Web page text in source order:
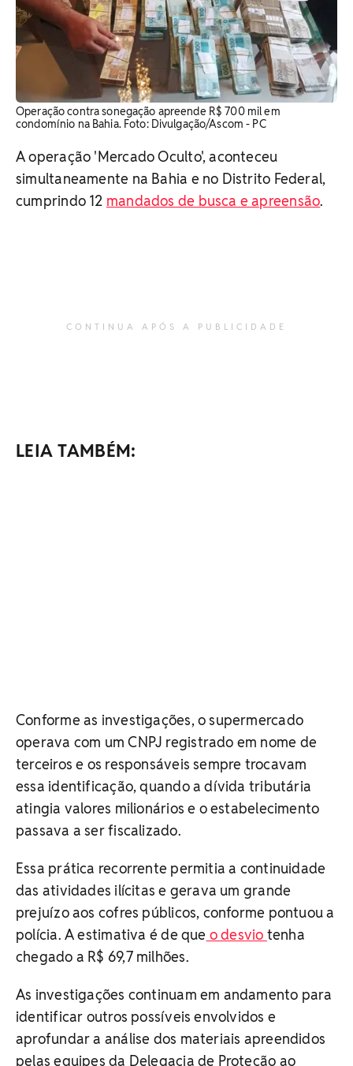
Operação contra sonegação apreende R$ 700 mil em
condomínio na Bahia. Foto: Divulgação/Ascom - PC
A operação 'Mercado Oculto', aconteceu
simultaneamente na Bahia e no Distrito Federal,
cumprindo 12 mandados de busca e apreensão.
CONTINUA APÓS A PUBLICIDADE
LEIA TAMBÉM:
Conforme as investigações, o supermercado
operava com um CNPJ registrado em nome de
terceiros e os responsáveis sempre trocavam
essa identificação, quando a dívida tributária
atingia valores milionários e o estabelecimento
passava a ser fiscalizado.
Essa prática recorrente permitia a continuidade
das atividades ilícitas e gerava um grande
prejuízo aos cofres públicos, conforme pontuou a
polícia. A estimativa é de que o desvio tenha
chegado a R$ 69,7 milhões.
As investigações continuam em andamento para
identificar outros possíveis envolvidos e
aprofundar a análise dos materiais apreendidos
pelas equipes da Delegacia de Proteção ao